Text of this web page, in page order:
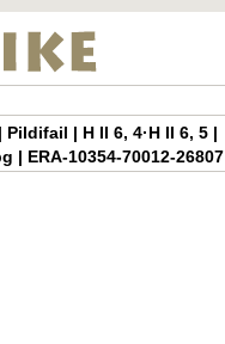
Pildifail | H II 6, 4·H II 6, 5 |
| ERA-10354-70012-26807